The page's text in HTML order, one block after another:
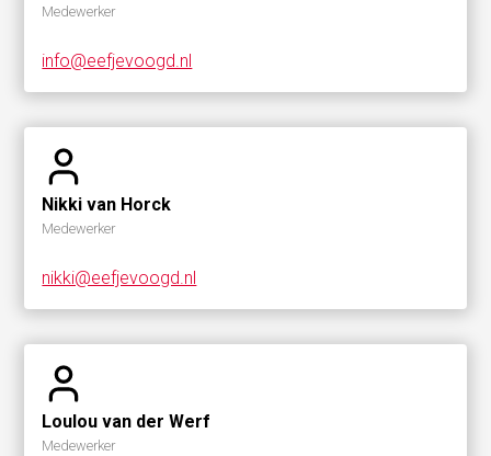
Medewerker
info@eefjevoogd.nl
Nikki van Horck
Medewerker
nikki@eefjevoogd.nl
Loulou van der Werf
Medewerker